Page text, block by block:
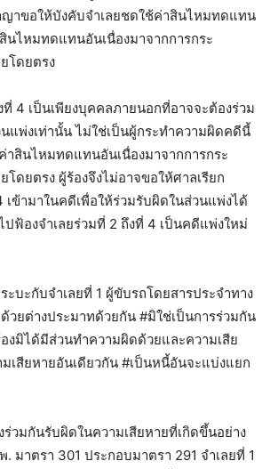
าขอให้บังคับจำเลยชดใช้ค่าสินไหมทดแทน
นไหมทดแทนอันเนื่องมาจากการกระ
โดยตรง
ที่ 4 เป็นเพียงบุคคลภายนอกที่อาจจะต้องร่วม
แพ่งเท่านั้น ไม่ใช่เป็นผู้กระทำความผิดคดีนี้
สินไหมทดแทนอันเนื่องมาจากการกระ
โดยตรง ผู้ร้องจึงไม่อาจขอให้ศาลเรียก
เข้ามาในคดีเพื่อให้ร่วมรับผิดในส่วนแพ่งได้
ฟ้องจำเลยร่วมที่ 2 ถึงที่ 4 เป็นคดีแพ่งใหม่
ะบะกับจำเลยที่ 1 ผู้ขับรถโดยสารประจำทาง
วยต่างประมาทด้วยกัน #มิใช่เป็นการร่วมกัน
องมิได้มีส่วนทำความผิดด้วยและความเสีย
เสียหายอันเดียวกัน #เป็นหนี้อันจะแบ่งแยก
วมกันรับผิดในความเสียหายที่เกิดขึ้นอย่าง
มาตรา 301 ประกอบมาตรา 291 จำเลยที่ 1